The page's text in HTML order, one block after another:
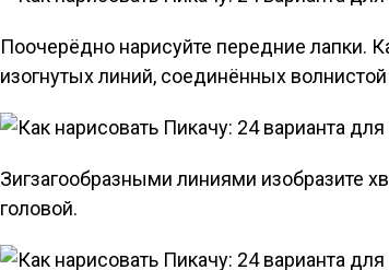
Поочерёдно нарисуйте передние лапки.
изогнутых линий, соединённых волнистой
Зигзагообразными линиями изобразите
головой.